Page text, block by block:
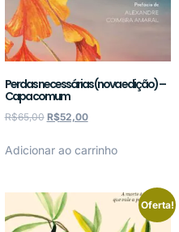
Perdas necessárias (nova edição) –
Capa comum
R$65,00 R$52,00
Adicionar ao carrinho
Oferta!